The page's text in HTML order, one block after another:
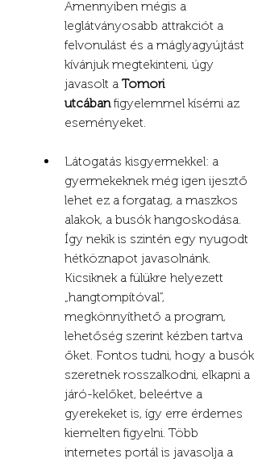
Amennyiben mégis a
leglátványosabb attrakciót a
felvonulást és a máglyagyújtást
kívánjuk megtekinteni, úgy
javasolt a Tomori
utcában figyelemmel kísérni az
eseményeket.
Látogatás kisgyermekkel: a
gyermekeknek még igen ijesztő
lehet ez a forgatag, a maszkos
alakok, a busók hangoskodása.
Így nekik is szintén egy nyugodt
hétköznapot javasolnánk.
Kicsiknek a fülükre helyezett
„hangtompítóval”,
megkönnyíthető a program,
lehetőség szerint kézben tartva
őket. Fontos tudni, hogy a busók
szeretnek rosszalkodni, elkapni a
járó-kelőket, beleértve a
gyerekeket is, így erre érdemes
kiemelten figyelni. Több
internetes portál is javasolja a